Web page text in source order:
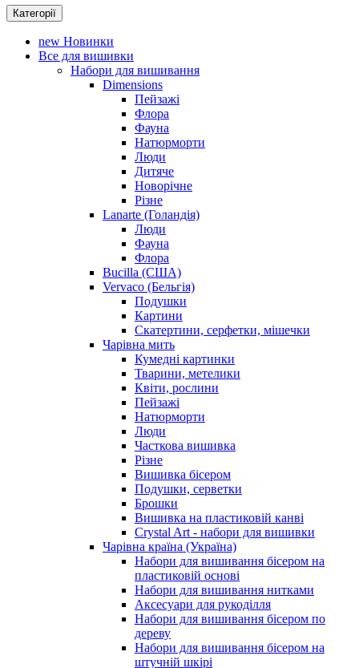
Категорії
new Новинки
Все для вишивки
Набори для вишивання
Dimensions
Пейзажі
Флора
Фауна
Натюрморти
Люди
Дитяче
Новорічне
Різне
Lanarte (Голандія)
Люди
Фауна
Флора
Bucilla (США)
Vervaco (Бельгія)
Подушки
Картини
Скатертини, серфетки, мішечки
Чарiвна мить
Кумедні картинки
Тварини, метелики
Квіти, рослини
Пейзажі
Натюрморти
Люди
Часткова вишивка
Різне
Вишивка бісером
Подушки, серветки
Брошки
Вишивка на пластиковій канві
Crystal Art - набори для вишивки
Чарівна країна (Україна)
Набори для вишивання бісером на
пластиковій основі
Набори для вишивання нитками
Аксесуари для рукоділля
Набори для вишивання бісером по
дереву
Набори для вишивання бісером на
штучній шкірі